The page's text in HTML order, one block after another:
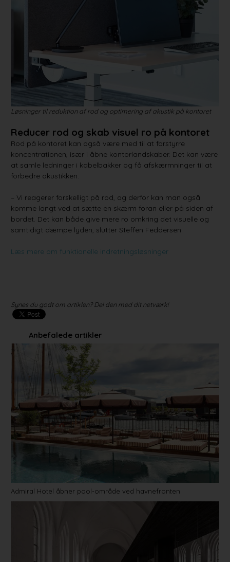
Løsninger til reduktion af rod og optimering af akustik på kontoret
Reducer rod og skab visuel ro på kontoret
Rod på kontoret kan også være med til at forstyrre
koncentrationen, især i åbne kontorlandskaber. Det kan være
at samle ledninger i kabelbakker og få afskærmninger til at
forbedre akustikken.
– Vi reagerer forskelligt på rod, og derfor kan man også
komme langt ved at sætte en skærm foran eller på siden af
bordet. Det kan både give mere ro omkring det visuelle og
samtidigt dæmpe lyden, slutter Steffen Feddersen.
Læs mere om funktionelle indretningsløsninger
Synes du godt om artiklen? Del den med dit netværk!
Anbefalede artikler
Admiral Hotel åbner pool-område ved havnefronten